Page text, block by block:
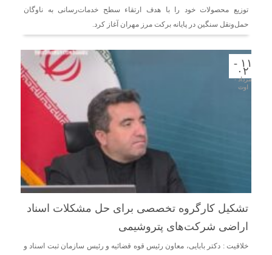
توزیع محصولات خود را با هدف ارتقاء سطح خدمات‌رسانی به ناوگان
حمل‌ونقل سنگین در پایانه برکت مرز مهران آغاز کرد.
۱۱ -
۰۲
مرداد -
اوت
تشکیل کارگروه تخصصی برای حل مشکلات اسناد
اراضی شرکت‌های پتروشیمی
خلاقیت : دکتر بابایی، معاون رئیس قوه قضائیه و رئیس سازمان ثبت اسناد و